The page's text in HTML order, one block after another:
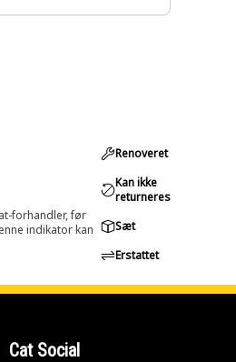
forhandler, før
indikator kan
Renoveret
Kan ikke
returneres
Sæt
Erstattet
Cat Social